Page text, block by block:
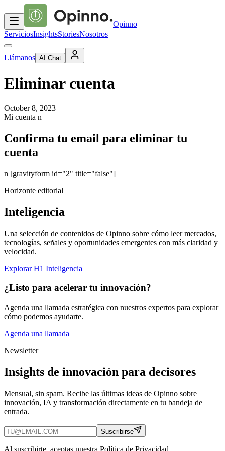
Opinno
ServiciosInsightsStoriesNosotros
Llámanos AI Chat
Eliminar cuenta
October 8, 2023
Mi cuenta n
Confirma tu email para eliminar tu
cuenta
n [gravityform id="2" title="false"]
Horizonte editorial
Inteligencia
Una selección de contenidos de Opinno sobre cómo leer mercados,
tecnologías, señales y oportunidades emergentes con más claridad y
velocidad.
Explorar H1 Inteligencia
¿Listo para acelerar tu innovación?
Agenda una llamada estratégica con nuestros expertos para explorar
cómo podemos ayudarte.
Agenda una llamada
Newsletter
Insights de innovación para decisores
Mensual, sin spam. Recibe las últimas ideas de Opinno sobre
innovación, IA y transformación directamente en tu bandeja de
entrada.
Suscribirse
Al suscribirte, aceptas nuestra Política de Privacidad.